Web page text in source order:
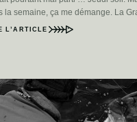
la semaine, ça me démange. La
L’ARTICLE